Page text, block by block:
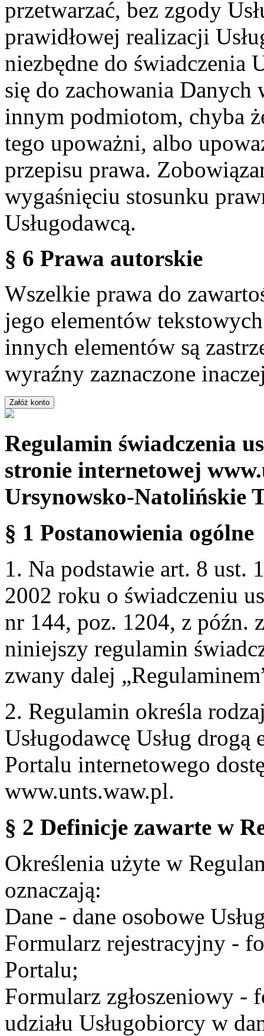
przetwarzać, bez zgody
prawidłowej realizacji
niezbędne do świadczenia
się do zachowania
innym podmiotom, chyba
tego upoważni, albo
przepisu prawa.
wygaśnięciu stosunku
Usługodawcą.
§ 6 Prawa autorskie
Wszelkie prawa do
jego elementów
innych elementów są
wyraźny zaznaczone
Regulamin świadczenia
stronie internetowej
Ursynowsko-Natolińskie
§ 1 Postanowienia ogólne
1. Na podstawie art. 8 ust.
2002 roku o świadczeniu
nr 144, poz. 1204, z późn.
niniejszy regulamin
zwany dalej
2. Regulamin określa
Usługodawcę Usług
Portalu internetowego
www.unts.waw.pl.
§ 2 Definicje zawarte w
Określenia użyte w
oznaczają:
Dane - dane osobowe
Formularz rejestracyjny -
Portalu;
Formularz zgłoszeniowy -
udziału Usługobiorcy w